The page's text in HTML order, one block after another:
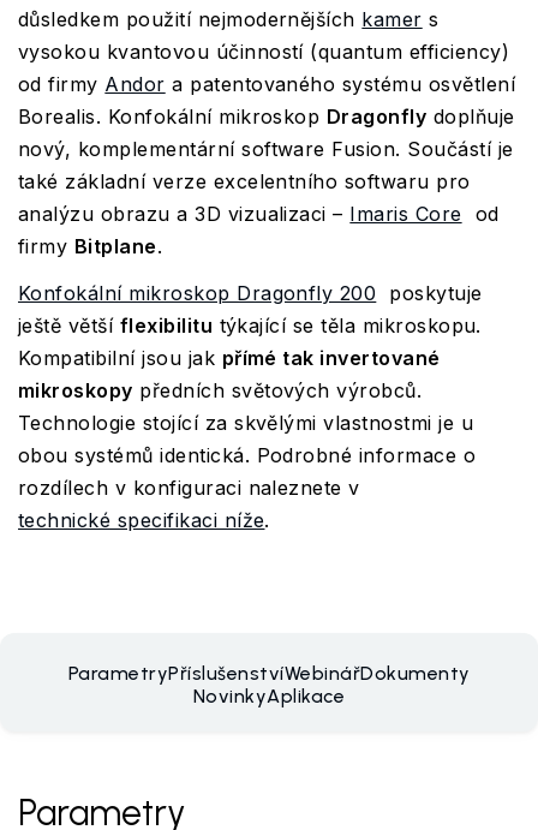
důsledkem použití nejmodernějších kamer s
vysokou kvantovou účinností (quantum efficiency)
od firmy Andor a patentovaného systému osvětlení
Borealis. Konfokální mikroskop Dragonfly doplňuje
nový, komplementární software Fusion. Součástí je
také základní verze excelentního softwaru pro
analýzu obrazu a 3D vizualizaci – Imaris Core od
firmy Bitplane.
Konfokální mikroskop Dragonfly 200 poskytuje
ještě větší flexibilitu týkající se těla mikroskopu.
Kompatibilní jsou jak přímé tak invertované
mikroskopy předních světových výrobců.
Technologie stojící za skvělými vlastnostmi je u
obou systémů identická. Podrobné informace o
rozdílech v konfiguraci naleznete v
technické specifikaci níže.
ParametryPříslušenstvíWebinářDokumenty
NovinkyAplikace
Parametry